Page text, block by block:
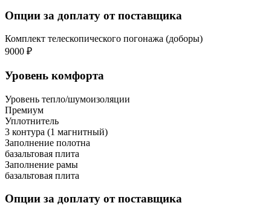
Опции за доплату от поставщика
Комплект телескопического погонажа (доборы)
9000 ₽
Уровень комфорта
Уровень тепло/шумоизоляции
Премиум
Уплотнитель
3 контура (1 магнитный)
Заполнение полотна
базальтовая плита
Заполнение рамы
базальтовая плита
Опции за доплату от поставщика